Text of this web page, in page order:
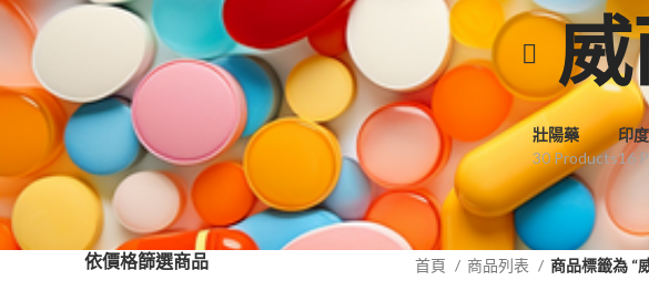
壯陽藥
30 Products
印
16
依價格篩選商品 首頁 商品列表 商品標籤為 “